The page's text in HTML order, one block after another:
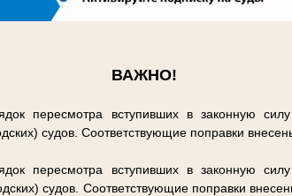
ВАЖНО!
пересмотра вступивших в законную
судов. Соответствующие поправки
пересмотра вступивших в законную
судов. Соответствующие поправки